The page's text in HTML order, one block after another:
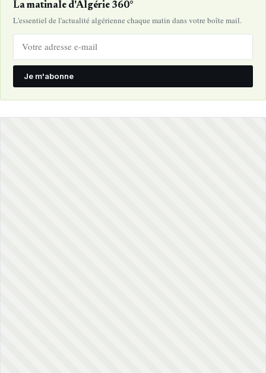
La matinale d'Algérie 360°
L'essentiel de l'actualité algérienne chaque matin dans votre boîte mail.
Je m'abonne